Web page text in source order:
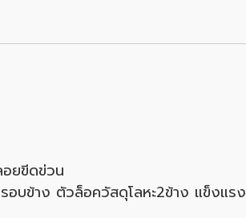
ยขีดข่วน
บข้าง ตัวล็อควัสดุโลหะ2ข้าง แข็งแรง